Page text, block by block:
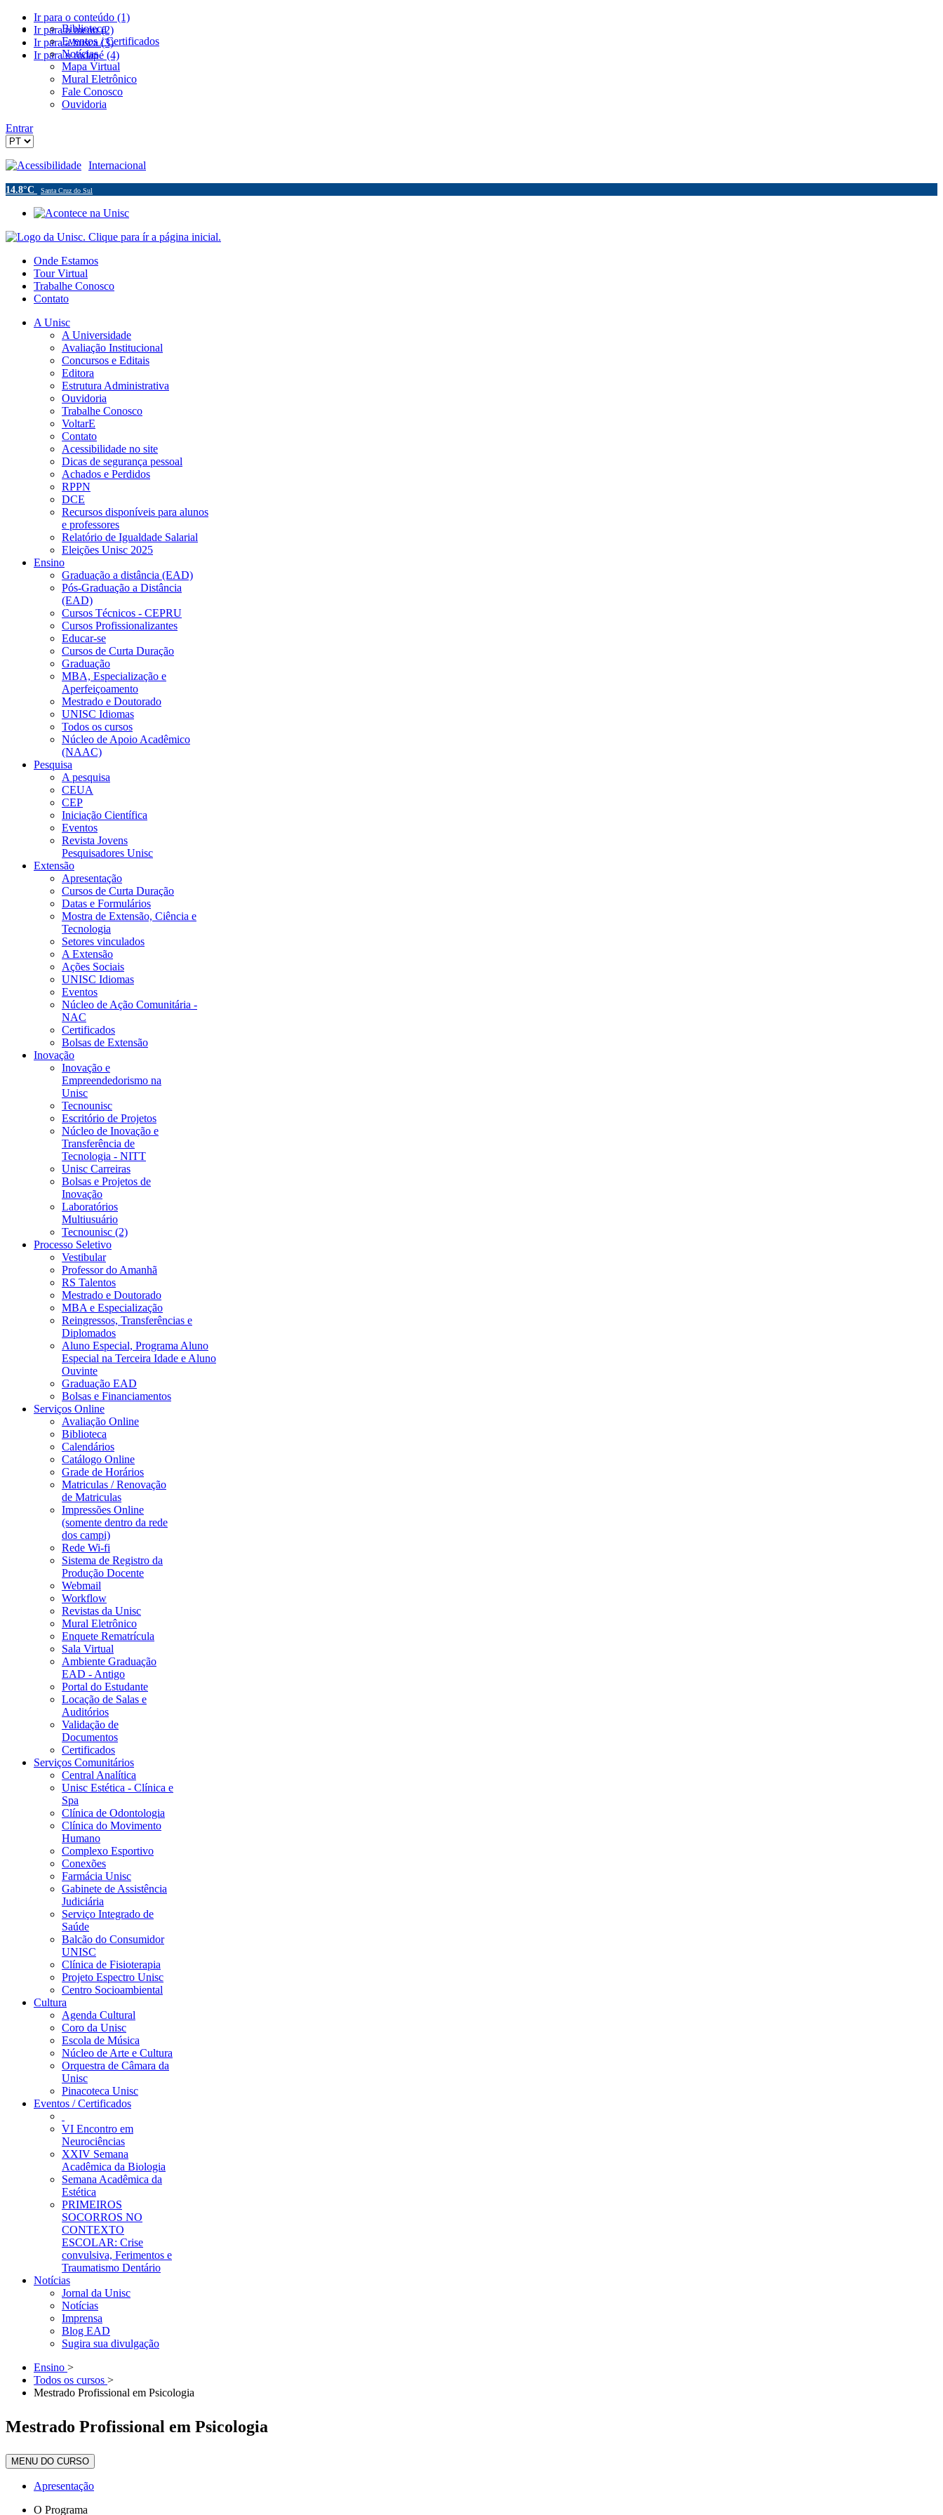
Ir para o conteúdo (1)
Ir para o menu (2)
Ir para a busca (3)
Ir para o rodapé (4)
Biblioteca
Eventos / Certificados
Notícias
Mapa Virtual
Mural Eletrônico
Fale Conosco
Ouvidoria
Entrar
Acessibilidade Internacional
14.8°C Santa Cruz do Sul
Onde Estamos
Tour Virtual
Trabalhe Conosco
Contato
A Unisc
A Universidade
Avaliação Institucional
Concursos e Editais
Editora
Estrutura Administrativa
Ouvidoria
Trabalhe Conosco
VoltarE
Contato
Acessibilidade no site
Dicas de segurança pessoal
Achados e Perdidos
RPPN
DCE
Recursos disponíveis para alunos
e professores
Relatório de Igualdade Salarial
Eleições Unisc 2025
Ensino
Graduação a distância (EAD)
Pós-Graduação a Distância
(EAD)
Cursos Técnicos - CEPRU
Cursos Profissionalizantes
Educar-se
Cursos de Curta Duração
Graduação
MBA, Especialização e
Aperfeiçoamento
Mestrado e Doutorado
UNISC Idiomas
Todos os cursos
Núcleo de Apoio Acadêmico
(NAAC)
Pesquisa
A pesquisa
CEUA
CEP
Iniciação Científica
Eventos
Revista Jovens
Pesquisadores Unisc
Extensão
Apresentação
Cursos de Curta Duração
Datas e Formulários
Mostra de Extensão, Ciência e
Tecnologia
Setores vinculados
A Extensão
Ações Sociais
UNISC Idiomas
Eventos
Núcleo de Ação Comunitária -
NAC
Certificados
Bolsas de Extensão
Inovação
Inovação e
Empreendedorismo na
Unisc
Tecnounisc
Escritório de Projetos
Núcleo de Inovação e
Transferência de
Tecnologia - NITT
Unisc Carreiras
Bolsas e Projetos de
Inovação
Laboratórios
Multiusuário
Tecnounisc (2)
Processo Seletivo
Vestibular
Professor do Amanhã
RS Talentos
Mestrado e Doutorado
MBA e Especialização
Reingressos, Transferências e
Diplomados
Aluno Especial, Programa Aluno
Especial na Terceira Idade e Aluno
Ouvinte
Graduação EAD
Bolsas e Financiamentos
Serviços Online
Avaliação Online
Biblioteca
Calendários
Catálogo Online
Grade de Horários
Matriculas / Renovação
de Matriculas
Impressões Online
(somente dentro da rede
dos campi)
Rede Wi-fi
Sistema de Registro da
Produção Docente
Webmail
Workflow
Revistas da Unisc
Mural Eletrônico
Enquete Rematrícula
Sala Virtual
Ambiente Graduação
EAD - Antigo
Portal do Estudante
Locação de Salas e
Auditórios
Validação de
Documentos
Certificados
Serviços Comunitários
Central Analítica
Unisc Estética - Clínica e
Spa
Clínica de Odontologia
Clínica do Movimento
Humano
Complexo Esportivo
Conexões
Farmácia Unisc
Gabinete de Assistência
Judiciária
Serviço Integrado de
Saúde
Balcão do Consumidor
UNISC
Clínica de Fisioterapia
Projeto Espectro Unisc
Centro Socioambiental
Cultura
Agenda Cultural
Coro da Unisc
Escola de Música
Núcleo de Arte e Cultura
Orquestra de Câmara da
Unisc
Pinacoteca Unisc
Eventos / Certificados
VI Encontro em
Neurociências
XXIV Semana
Acadêmica da Biologia
Semana Acadêmica da
Estética
PRIMEIROS
SOCORROS NO
CONTEXTO
ESCOLAR: Crise
convulsiva, Ferimentos e
Traumatismo Dentário
Notícias
Jornal da Unisc
Notícias
Imprensa
Blog EAD
Sugira sua divulgação
Ensino >
Todos os cursos >
Mestrado Profissional em Psicologia
Mestrado Profissional em Psicologia
MENU DO CURSO
Apresentação
O Programa